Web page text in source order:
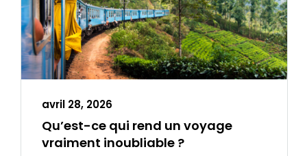
avril 28, 2026
Qu’est-ce qui rend un voyage
vraiment inoubliable ?